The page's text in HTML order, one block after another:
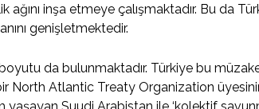
ağını inşa etmeye çalışmaktadır. Bu da
genişletmektedir.
da bulunmaktadır. Türkiye bu
North Atlantic Treaty Organization